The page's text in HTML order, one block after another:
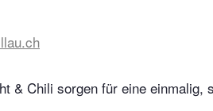
& Chili sorgen für eine einmalig,